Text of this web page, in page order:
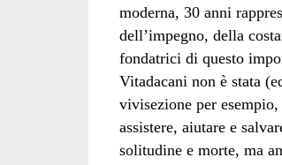
moderna, 30 anni
dell’impegno, della
fondatrici di questo
Vitadacani non è stata
vivisezione per
assistere, aiutare e
solitudine e morte, ma